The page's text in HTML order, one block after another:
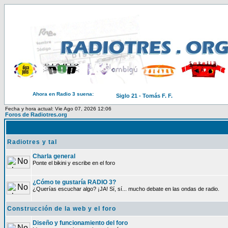
Ahora en Radio 3 suena: Siglo 21 - Tomás F. F.
Fecha y hora actual: Vie Ago 07, 2026 12:06
Foros de Radiotres.org
Radiotres y tal
Charla general
Ponte el bikini y escribe en el foro
¿Cómo te gustaría RADIO 3?
¿Querías escuchar algo? ¡JA! Sí, sí... mucho debate en las ondas de radio.
Construcción de la web y el foro
Diseño y funcionamiento del foro